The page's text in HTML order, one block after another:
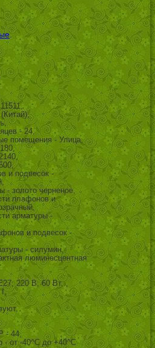
.
- 24,
помещения - Улица,
и подвесок -
- золото черненое,
плафонов и
арматуры -
и подвесок -
- силумин,
люминесцентная
220 В; 60 Вт, ,
I,
- 44,
- от -40^C до +40^C